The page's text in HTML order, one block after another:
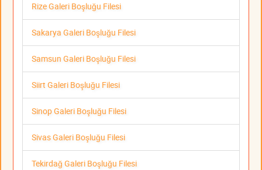
Rize Galeri Boşluğu Filesi
Sakarya Galeri Boşluğu Filesi
Samsun Galeri Boşluğu Filesi
Siirt Galeri Boşluğu Filesi
Sinop Galeri Boşluğu Filesi
Sivas Galeri Boşluğu Filesi
Tekirdağ Galeri Boşluğu Filesi